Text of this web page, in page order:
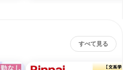
すべて見る